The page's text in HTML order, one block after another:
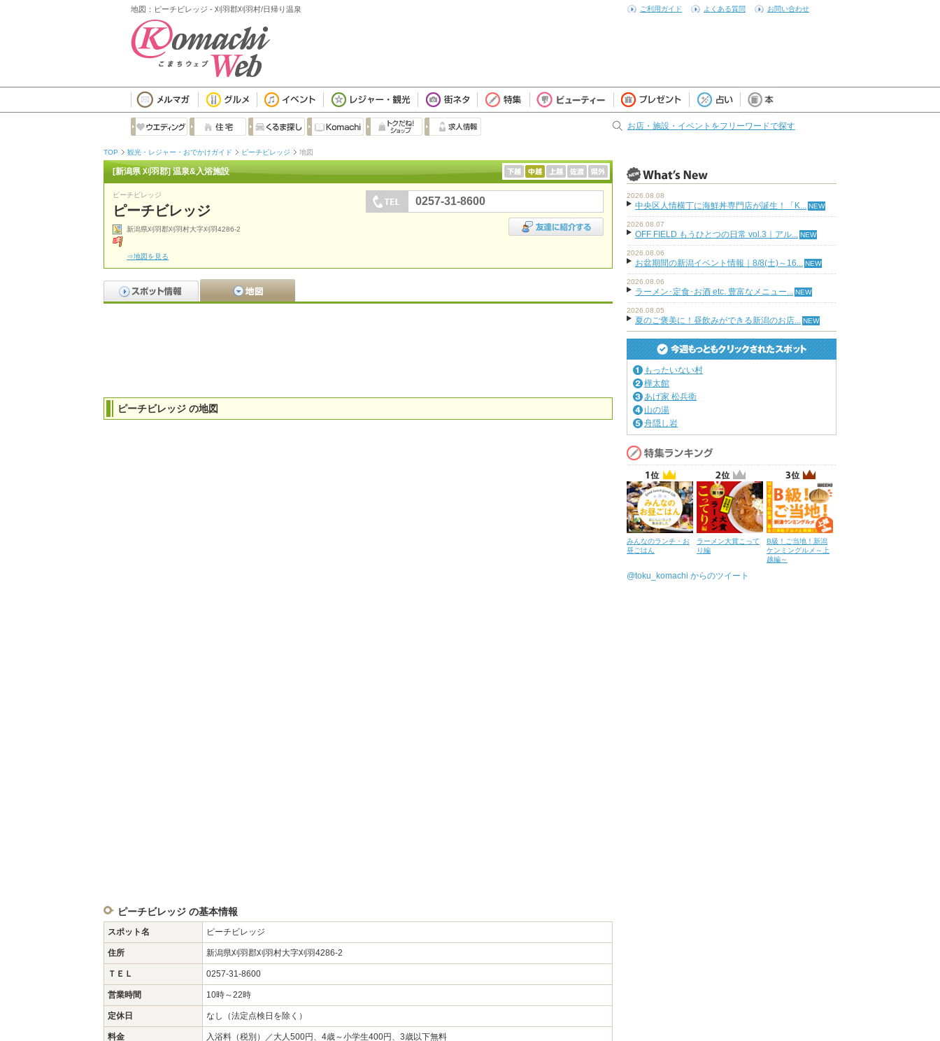
地図：ピーチビレッジ - 刈羽郡刈羽村/日帰り温泉 ご利用ガイド よくある質問 お問い合わせ
お店・施設・イベントをフリーワードで探す
TOP 観光・レジャー・おでかけガイド ピーチビレッジ 地図
[新潟県 刈羽郡] 温泉&入浴施設
ピーチビレッジ
ピーチビレッジ
新潟県刈羽郡刈羽村大字刈羽4286-2
⇒地図を見る
0257-31-8600
ピーチビレッジ の地図
ピーチビレッジ の基本情報
スポット名 ピーチビレッジ
住所 新潟県刈羽郡刈羽村大字刈羽4286-2
ＴＥＬ 0257-31-8600
営業時間 10時～22時
定休日 なし（法定点検日を除く）
料金
入浴料（税別）／大人500円、4歳～小学生400円、3歳以下無料
2026.08.08
中央区人情横丁に海鮮丼専門店が誕生！「K...
2026.08.07
OFF FIELD もうひとつの日常 vol.3｜アル...
2026.08.06
お盆期間の新潟イベント情報｜8/8(土)～16...
2026.08.06
ラーメン･定食･お酒 etc. 豊富なメニュー...
2026.08.05
夏のご褒美に！昼飲みができる新潟のお店...
もったいない村
樺太館
あげ家 松兵衛
山の湯
舟隠し岩
みんなのランチ・お
昼ごはん
ラーメン大賞こって
り編
B級！ご当地！新潟
ケンミングルメ～上
越編～
@toku_komachi からのツイート